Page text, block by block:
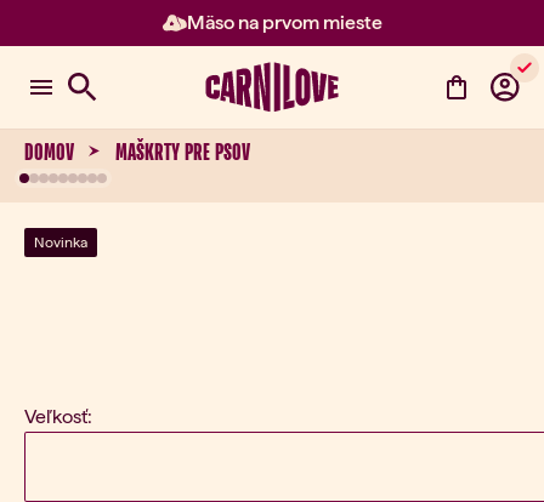
Mäso na prvom mieste
Položka 2 z 3: Mäso na prvom
DOMOV MAŠKRTY PRE PSOV
Novinka
Veľkosť: